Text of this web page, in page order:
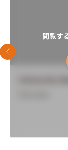
閲覧す
前のスライド